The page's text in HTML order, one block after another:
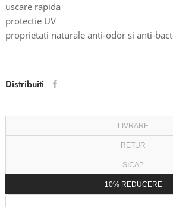
uscare rapida
protectie UV
proprietati naturale anti-odor si anti-
Distribuiti
LIVRARE
RETUR
SICAP
10% REDUCERE